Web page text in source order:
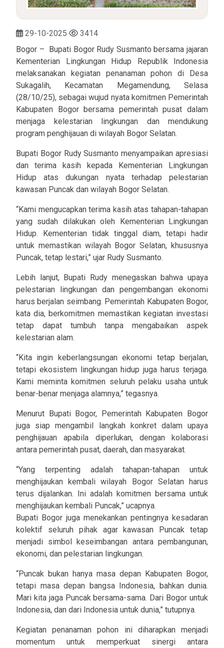
29-10-2025
3414
Bogor – Bupati Bogor Rudy Susmanto bersama jajaran
Kementerian Lingkungan Hidup Republik Indonesia
melaksanakan kegiatan penanaman pohon di Desa
Sukagalih, Kecamatan Megamendung, Selasa
(28/10/25), sebagai wujud nyata komitmen Pemerintah
Kabupaten Bogor bersama pemerintah pusat dalam
menjaga kelestarian lingkungan dan mendukung
program penghijauan di wilayah Bogor Selatan.
Bupati Bogor Rudy Susmanto menyampaikan apresiasi
dan terima kasih kepada Kementerian Lingkungan
Hidup atas dukungan nyata terhadap pelestarian
kawasan Puncak dan wilayah Bogor Selatan.
“Kami mengucapkan terima kasih atas tahapan-tahapan
yang sudah dilakukan oleh Kementerian Lingkungan
Hidup. Kementerian tidak tinggal diam, tetapi hadir
untuk memastikan wilayah Bogor Selatan, khususnya
Puncak, tetap lestari,” ujar Rudy Susmanto.
Lebih lanjut, Bupati Rudy menegaskan bahwa upaya
pelestarian lingkungan dan pengembangan ekonomi
harus berjalan seimbang. Pemerintah Kabupaten Bogor,
kata dia, berkomitmen memastikan kegiatan investasi
tetap dapat tumbuh tanpa mengabaikan aspek
kelestarian alam.
“Kita ingin keberlangsungan ekonomi tetap berjalan,
tetapi ekosistem lingkungan hidup juga harus terjaga.
Kami meminta komitmen seluruh pelaku usaha untuk
benar-benar menjaga alamnya,” tegasnya.
Menurut Bupati Bogor, Pemerintah Kabupaten Bogor
juga siap mengambil langkah konkret dalam upaya
penghijauan apabila diperlukan, dengan kolaborasi
antara pemerintah pusat, daerah, dan masyarakat.
“Yang terpenting adalah tahapan-tahapan untuk
menghijaukan kembali wilayah Bogor Selatan harus
terus dijalankan. Ini adalah komitmen bersama untuk
menghijaukan kembali Puncak,” ucapnya.
Bupati Bogor juga menekankan pentingnya kesadaran
kolektif seluruh pihak agar kawasan Puncak tetap
menjadi simbol keseimbangan antara pembangunan,
ekonomi, dan pelestarian lingkungan.
“Puncak bukan hanya masa depan Kabupaten Bogor,
tetapi masa depan bangsa Indonesia, bahkan dunia.
Mari kita jaga Puncak bersama-sama. Dari Bogor untuk
Indonesia, dan dari Indonesia untuk dunia,” tutupnya.
Kegiatan penanaman pohon ini diharapkan menjadi
momentum untuk memperkuat sinergi antara